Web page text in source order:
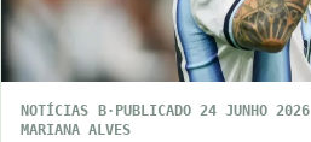
NOTÍCIAS PUBLICADO 24 JUNHO 2026
MARIANA ALVES